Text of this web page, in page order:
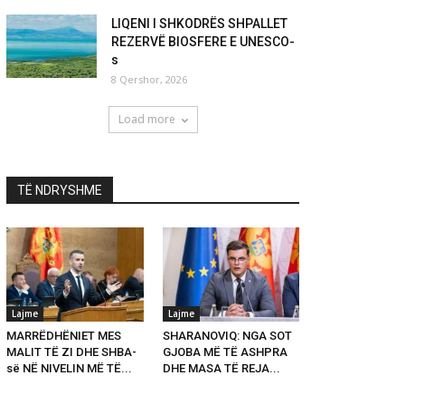
LIQENI I SHKODRËS SHPALLET
REZERVË BIOSFERE E UNESCO-
s
8 Qershor, 2026
Load more
TË NDRYSHME
Lajme
MARRËDHËNIET MES
MALIT TË ZI DHE SHBA-
së NË NIVELIN MË TË...
Lajme
SHARANOVIQ: NGA SOT
GJOBA MË TË ASHPRA
DHE MASA TË REJA...